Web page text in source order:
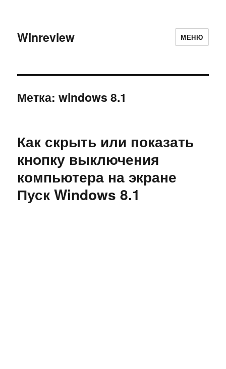
Winreview МЕНЮ
Метка:windows 8.1
Как скрыть или показать
кнопку выключения
компьютера на экране
Пуск Windows 8.1